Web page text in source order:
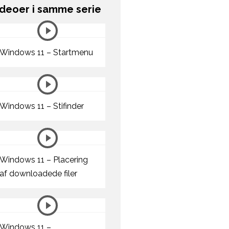
i samme serie
Windows 11 – Startmenu
Windows 11 – Stifinder
Windows 11 – Placering
af downloadede filer